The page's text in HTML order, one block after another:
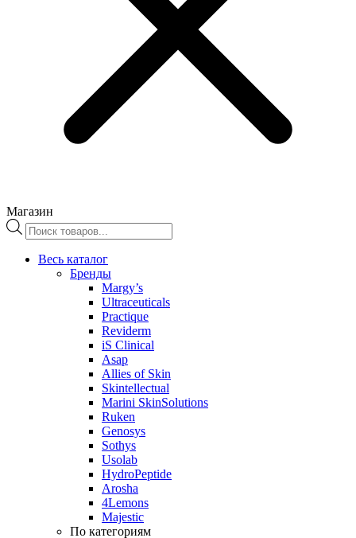
Магазин
Поиск
товаров
Весь каталог
Бренды
Margy’s
Ultraceuticals
Practique
Reviderm
iS Clinical
Asap
Allies of Skin
Skintellectual
Marini SkinSolutions
Ruken
Genosys
Sothys
Usolab
HydroPeptide
Arosha
4Lemons
Majestic
По категориям